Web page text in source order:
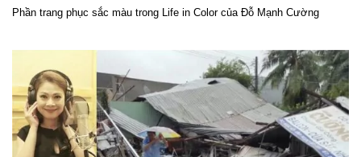
Phần trang phục sắc màu trong Life in Color của Đỗ Mạnh Cường